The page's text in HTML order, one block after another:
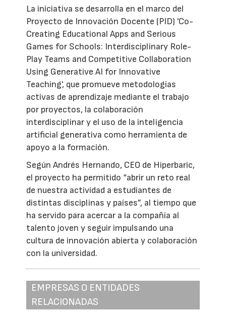
La iniciativa se desarrolla en el marco del
Proyecto de Innovación Docente (PID) 'Co-
Creating Educational Apps and Serious
Games for Schools: Interdisciplinary Role-
Play Teams and Competitive Collaboration
Using Generative AI for Innovative
Teaching', que promueve metodologías
activas de aprendizaje mediante el trabajo
por proyectos, la colaboración
interdisciplinar y el uso de la inteligencia
artificial generativa como herramienta de
apoyo a la formación.
Según Andrés Hernando, CEO de Hiperbaric,
el proyecto ha permitido “abrir un reto real
de nuestra actividad a estudiantes de
distintas disciplinas y países”, al tiempo que
ha servido para acercar a la compañía al
talento joven y seguir impulsando una
cultura de innovación abierta y colaboración
con la universidad.
EMPRESAS O ENTIDADES
RELACIONADAS